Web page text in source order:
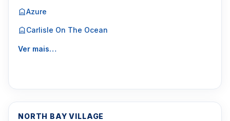
Azure
Carlisle On The Ocean
Ver mais…
NORTH BAY VILLAGE